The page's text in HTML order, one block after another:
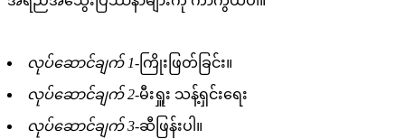
လုပ်ဆောင်ချက် 1- ကြိုးဖြတ်ခြင်း။
လုပ်ဆောင်ချက် 2-မီးရှူး သန့်ရှင်းရေး
လုပ်ဆောင်ချက် 3-ဆီဖြန်းပါ။